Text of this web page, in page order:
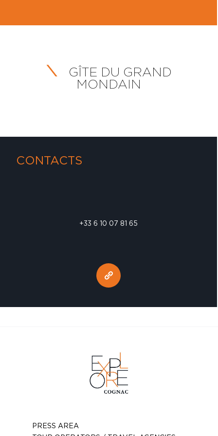
GÎTE DU GRAND
MONDAIN
CONTACTS
+33 6 10 07 81 65
PRESS AREA